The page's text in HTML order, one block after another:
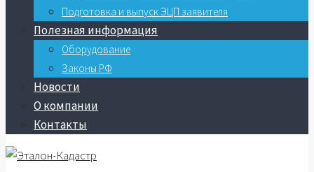
Подготовка и выпуск ЭЦП заявителя
Полезная информация
Оборудование
Законы РФ
Новости
О компании
Контакты